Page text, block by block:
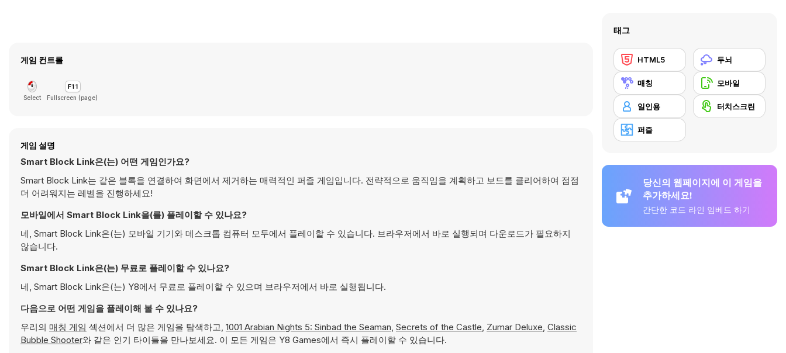
게임 컨트롤
Select Fullscreen (page)
게임 설명
Smart Block Link은(는) 어떤 게임인가요?
Smart Block Link는 같은 블록을 연결하여 화면에서 제거하는 매력적인 퍼즐 게임입니다. 전략적으로 움직임을 계획하고 보드를 클리어하여 점점
더 어려워지는 레벨을 진행하세요!
모바일에서 Smart Block Link을(를) 플레이할 수 있나요?
네, Smart Block Link은(는) 모바일 기기와 데스크톱 컴퓨터 모두에서 플레이할 수 있습니다. 브라우저에서 바로 실행되며 다운로드가 필요하지
않습니다.
Smart Block Link은(는) 무료로 플레이할 수 있나요?
네, Smart Block Link은(는) Y8에서 무료로 플레이할 수 있으며 브라우저에서 바로 실행됩니다.
다음으로 어떤 게임을 플레이해 볼 수 있나요?
우리의 매칭 게임 섹션에서 더 많은 게임을 탐색하고, 1001 Arabian Nights 5: Sinbad the Seaman, Secrets of the Castle, Zumar Deluxe, Classic
Bubble Shooter와 같은 인기 타이틀을 만나보세요. 이 모든 게임은 Y8 Games에서 즉시 플레이할 수 있습니다.
태그
HTML5 두뇌
매칭 모바일
일인용 터치스크린
퍼즐
당신의 웹페이지에 이 게임을
추가하세요!
간단한 코드 라인 임베드 하기